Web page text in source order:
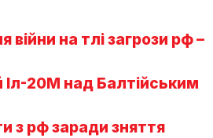
на тлі загрози рф –
Іл-20М над Балтійським
з рф заради зняття